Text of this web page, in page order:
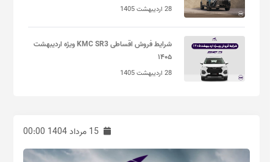
28 اردیبهشت 1405
شرایط فروش اقساطی KMC SR3 ویژه اردیبهشت
۱۴۰۵
28 اردیبهشت 1405